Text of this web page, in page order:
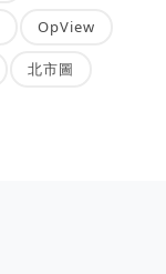
OpView
北市圖